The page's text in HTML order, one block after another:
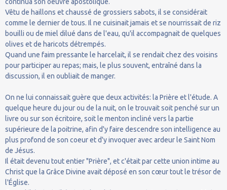
Vêtu de haillons et chaussé de grossiers sabots, il se considérait
comme le dernier de tous. Il ne cuisinait jamais et se nourrissait de riz
bouilli ou de miel dilué dans de l'eau, qu'il accompagnait de quelques
olives et de haricots détrempés.
Quand une faim pressante le harcelait, il se rendait chez des voisins
pour participer au repas; mais, le plus souvent, entraîné dans la
discussion, il en oubliait de manger.
On ne lui connaissait guère que deux activités: la Prière et l'étude. A
quelque heure du jour ou de la nuit, on le trouvait soit penché sur un
livre ou sur son écritoire, soit le menton incliné vers la partie
supérieure de la poitrine, afin d'y faire descendre son intelligence au
plus profond de son coeur et d'y invoquer avec ardeur le Saint Nom
de Jésus.
Il était devenu tout entier "Prière", et c'était par cette union intime au
Christ que la Grâce Divine avait déposé en son cœur tout le trésor de
l'Église.